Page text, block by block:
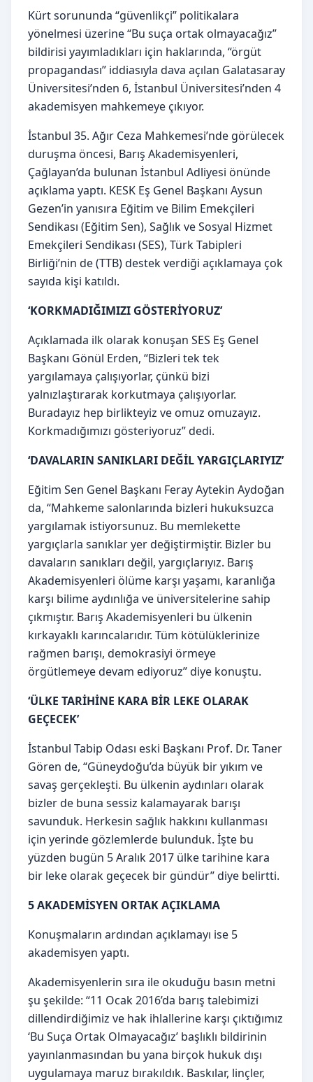
Kürt sorununda “güvenlikçi” politikalara
yönelmesi üzerine “Bu suça ortak olmayacağız”
bildirisi yayımladıkları için haklarında, “örgüt
propagandası” iddiasıyla dava açılan Galatasaray
Üniversitesi’nden 6, İstanbul Üniversitesi’nden 4
akademisyen mahkemeye çıkıyor.
İstanbul 35. Ağır Ceza Mahkemesi’nde görülecek
duruşma öncesi, Barış Akademisyenleri,
Çağlayan’da bulunan İstanbul Adliyesi önünde
açıklama yaptı. KESK Eş Genel Başkanı Aysun
Gezen’in yanısıra Eğitim ve Bilim Emekçileri
Sendikası (Eğitim Sen), Sağlık ve Sosyal Hizmet
Emekçileri Sendikası (SES), Türk Tabipleri
Birliği’nin de (TTB) destek verdiği açıklamaya çok
sayıda kişi katıldı.
‘KORKMADIĞIMIZI GÖSTERİYORUZ’
Açıklamada ilk olarak konuşan SES Eş Genel
Başkanı Gönül Erden, “Bizleri tek tek
yargılamaya çalışıyorlar, çünkü bizi
yalnızlaştırarak korkutmaya çalışıyorlar.
Buradayız hep birlikteyiz ve omuz omuzayız.
Korkmadığımızı gösteriyoruz” dedi.
‘DAVALARIN SANIKLARI DEĞİL YARGIÇLARIYIZ’
Eğitim Sen Genel Başkanı Feray Aytekin Aydoğan
da, “Mahkeme salonlarında bizleri hukuksuzca
yargılamak istiyorsunuz. Bu memlekette
yargıçlarla sanıklar yer değiştirmiştir. Bizler bu
davaların sanıkları değil, yargıçlarıyız. Barış
Akademisyenleri ölüme karşı yaşamı, karanlığa
karşı bilime aydınlığa ve üniversitelerine sahip
çıkmıştır. Barış Akademisyenleri bu ülkenin
kırkayaklı karıncalarıdır. Tüm kötülüklerinize
rağmen barışı, demokrasiyi örmeye
örgütlemeye devam ediyoruz” diye konuştu.
‘ÜLKE TARİHİNE KARA BİR LEKE OLARAK
GEÇECEK’
İstanbul Tabip Odası eski Başkanı Prof. Dr. Taner
Gören de, “Güneydoğu’da büyük bir yıkım ve
savaş gerçekleşti. Bu ülkenin aydınları olarak
bizler de buna sessiz kalamayarak barışı
savunduk. Herkesin sağlık hakkını kullanması
için yerinde gözlemlerde bulunduk. İşte bu
yüzden bugün 5 Aralık 2017 ülke tarihine kara
bir leke olarak geçecek bir gündür” diye belirtti.
5 AKADEMİSYEN ORTAK AÇIKLAMA
Konuşmaların ardından açıklamayı ise 5
akademisyen yaptı.
Akademisyenlerin sıra ile okuduğu basın metni
şu şekilde: “11 Ocak 2016’da barış talebimizi
dillendirdiğimiz ve hak ihlallerine karşı çıktığımız
‘Bu Suça Ortak Olmayacağız’ başlıklı bildirinin
yayınlanmasından bu yana birçok hukuk dışı
uygulamaya maruz bırakıldık. Baskılar, linçler,